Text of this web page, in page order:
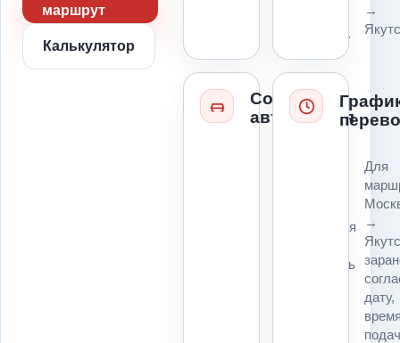
маршрут
Калькулятор
платформы.
→
Состояние
автомобиля
повреждения
возможность
Для
→
дату,